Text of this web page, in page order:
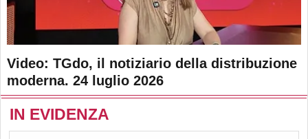
Video: TGdo, il notiziario della distribuzione
moderna. 24 luglio 2026
IN EVIDENZA